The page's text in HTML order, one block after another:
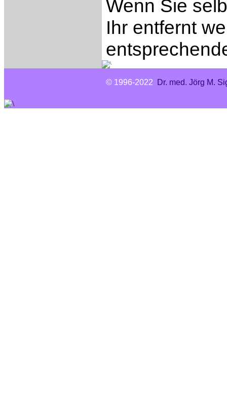
Wenn Sie
Ihr entfernt
© 1996-2022 Dr. med. Jörg M.